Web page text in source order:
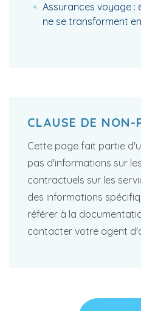
Assurances voyage :
ne se transforment
CLAUSE DE NON-
Cette page fait partie
pas d'informations sur
contractuels sur les
des informations
référer à la
contacter votre agent